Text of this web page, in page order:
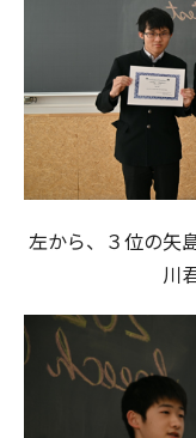
左から、３位の矢
川